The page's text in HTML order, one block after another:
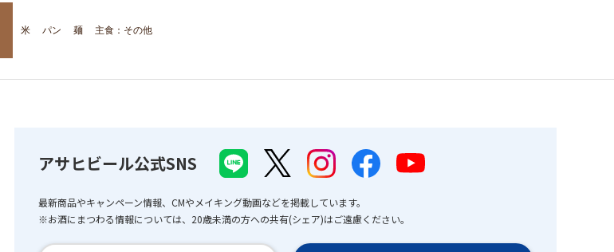
米 パン 麺 主食：その他
アサヒビール公式SNS
最新商品やキャンペーン情報、CMやメイキング動画などを掲載しています。
※お酒にまつわる情報については、20歳未満の方への共有(シェア)はご遠慮ください。